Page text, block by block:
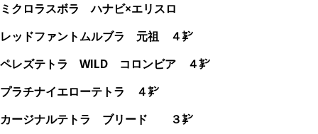
ミクロラスボラ ハナビ×エリスロ
レッドファントムルブラ 元祖 ４㌢
ペレズテトラ WILD コロンビア ４㌢
プラチナイエローテトラ ４㌢
カージナルテトラ ブリード ３㌢